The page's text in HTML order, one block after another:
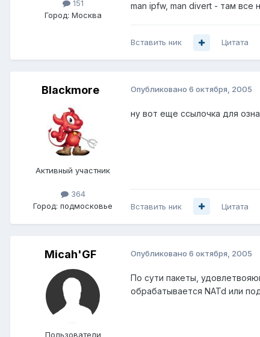
151
Город: Москва
man ipfw, man divert - там все
Вставить ник Цитата
Blackmore
Активный участник
364
Город: подмосковье
Опубликовано 6 октября, 2005
ну вот еще ссылочка для
Вставить ник Цитата
Micah'GF
Пользователи
Опубликовано 6 октября, 2005
По сути пакеты,
обрабатывается NATd или